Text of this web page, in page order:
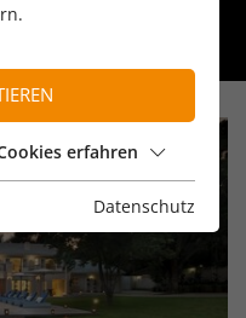
15
erfahren
Datenschutz